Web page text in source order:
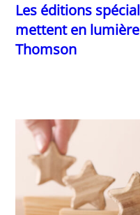
Les éditions
mettent en
Thomson